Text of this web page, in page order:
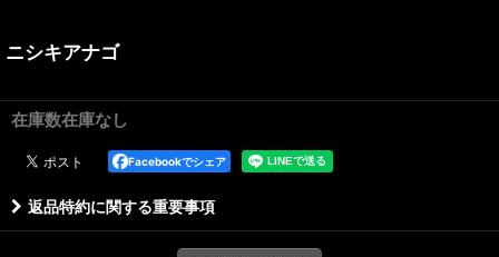
ニシキアナゴ
在庫数在庫なし
Facebookでシェア
返品特約に関する重要事項